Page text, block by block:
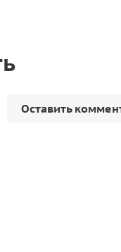
Оставить